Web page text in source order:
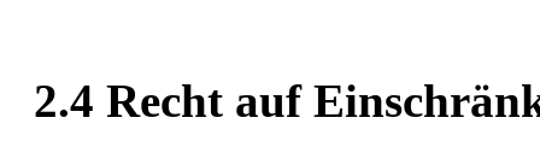
2.4 Recht auf